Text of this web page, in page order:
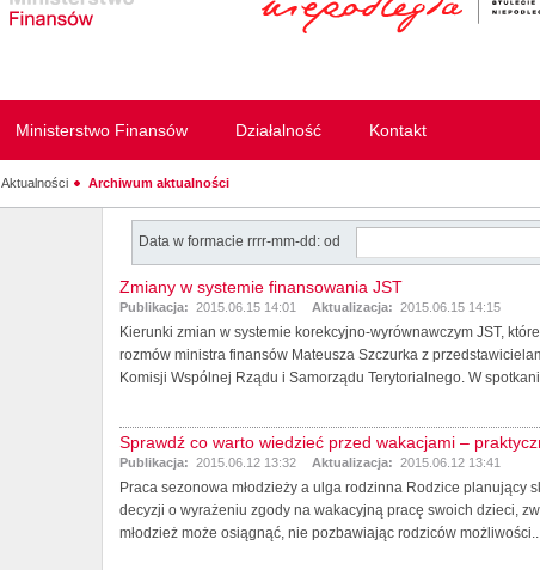
Ministerstwo Finansów Działalność Kontakt
Aktualności Archiwum aktualności
Data w formacie rrrr-mm-dd: od
Zmiany w systemie finansowania JST
Publikacja: 2015.06.15 14:01 Aktualizacja: 2015.06.15 14:15
Kierunki zmian w systemie korekcyjno-wyrównawczym JST,
rozmów ministra finansów Mateusza Szczurka z
Komisji Wspólnej Rządu i Samorządu Terytorialnego. W
Sprawdź co warto wiedzieć przed wakacjami –
Publikacja: 2015.06.12 13:32 Aktualizacja: 2015.06.12 13:41
Praca sezonowa młodzieży a ulga rodzinna Rodzice
decyzji o wyrażeniu zgody na wakacyjną pracę swoich dzieci,
młodzież może osiągnąć, nie pozbawiając rodziców możliwości...